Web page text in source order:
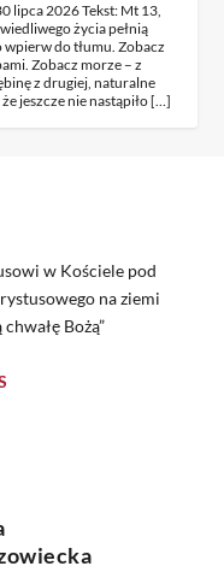
lipca 2026 Tekst: Mt 13,
życia pełnią
do tłumu. Zobacz
Zobacz morze – z
z drugiej, naturalne
jeszcze nie nastąpiło […]
w Kościele pod
na ziemi
Bożą”